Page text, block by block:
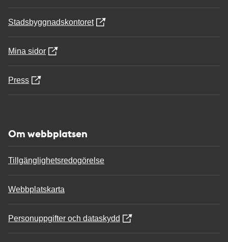
Stadsbyggnadskontoret
Mina sidor
Press
Om webbplatsen
Tillgänglighetsredogörelse
Webbplatskarta
Personuppgifter och dataskydd